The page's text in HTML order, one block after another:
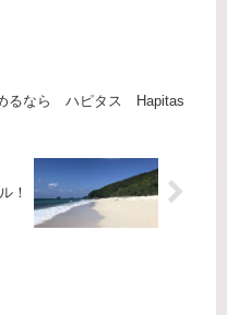
るなら ハピタス Hapitas
！